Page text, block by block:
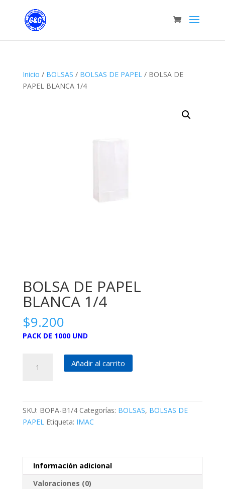
Inicio / BOLSAS / BOLSAS DE PAPEL/ BOLSA DE
PAPEL BLANCA 1/4
BOLSA DE PAPEL
BLANCA 1/4
$9.200
PACK DE 1000 UND
Añadir al carrito
SKU: BOPA-B1/4 Categorías: BOLSAS, BOLSAS DE
PAPEL Etiqueta: IMAC
Información adicional
Valoraciones (0)